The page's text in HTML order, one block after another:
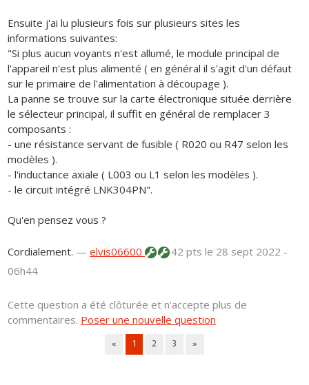
Ensuite j'ai lu plusieurs fois sur plusieurs sites les
informations suivantes:
"Si plus aucun voyants n'est allumé, le module principal de
l'appareil n'est plus alimenté ( en général il s'agit d'un défaut
sur le primaire de l'alimentation à découpage ).
La panne se trouve sur la carte électronique située derrière
le sélecteur principal, il suffit en général de remplacer 3
composants :
- une résistance servant de fusible ( R020 ou R47 selon les
modèles ).
- l'inductance axiale ( L003 ou L1 selon les modèles ).
- le circuit intégré LNK304PN".
Qu'en pensez vous ?
Cordialement. —elvis06600 42 ptsle 28 sept 2022 -
06h44
Cette question a été clôturée et n'accepte plus de
commentaires. Poser une nouvelle question
« 1 2 3 »